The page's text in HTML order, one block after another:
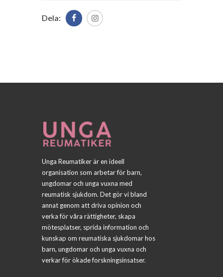
Dela:
Unga Reumatiker är en ideell
organisation som arbetar för barn,
ungdomar och unga vuxna med
reumatisk sjukdom. Det gör vi bland
annat genom att driva opinion och
verka för våra rättigheter, skapa
mötesplatser, sprida information och
kunskap om reumatiska sjukdomar hos
barn, ungdomar och unga vuxna och
verkar för ökade forskningsinsatser.